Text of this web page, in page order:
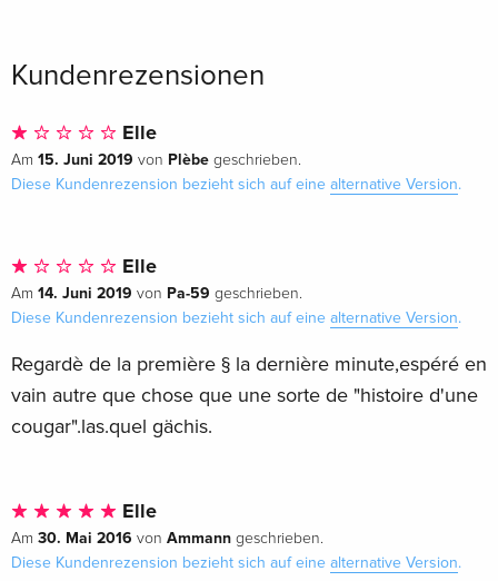
Kundenrezensionen
Elle
Am 15. Juni 2019 von Plèbe geschrieben.
Diese Kundenrezension bezieht sich auf eine alternative Version.
Elle
Am 14. Juni 2019 von Pa-59 geschrieben.
Diese Kundenrezension bezieht sich auf eine alternative Version.
Regardè de la première § la dernière minute,espéré en
vain autre que chose que une sorte de "histoire d'une
cougar".las.quel gächis.
Elle
Am 30. Mai 2016 von Ammann geschrieben.
Diese Kundenrezension bezieht sich auf eine alternative Version.